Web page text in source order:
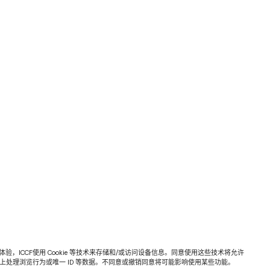
验，ICCF使用 Cookie 等技术来存储和/或访问设备信息。同意使用这些技术将允许
处理浏览行为或唯一 ID 等数据。不同意或撤销同意将可能影响使用某些功能。